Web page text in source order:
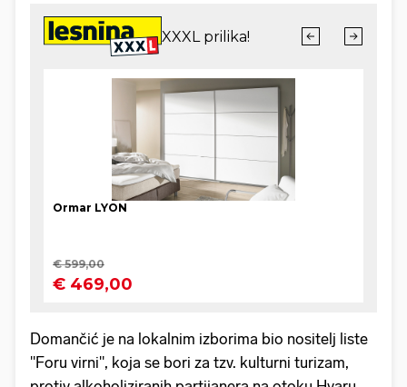
Domančić je na lokalnim izborima bio nositelj liste
"Foru virni", koja se bori za tzv. kulturni turizam,